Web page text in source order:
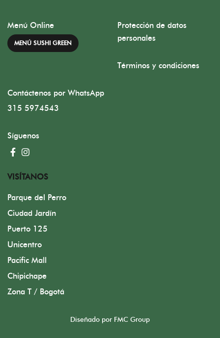
Menú Online
MENÚ SUSHI GREEN
Protección de datos
personales
Términos y condiciones
Contáctenos por WhatsApp
315 5974543
Síguenos
VISÍTANOS
Parque del Perro
Ciudad Jardín
Puerto 125
Unicentro
Pacific Mall
Chipichape
Zona T / Bogotá
Diseñado por FMC Group